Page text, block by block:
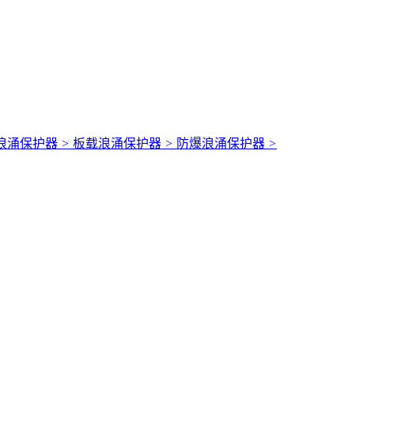
涌保护器 > 板载浪涌保护器 > 防爆浪涌保护器 >